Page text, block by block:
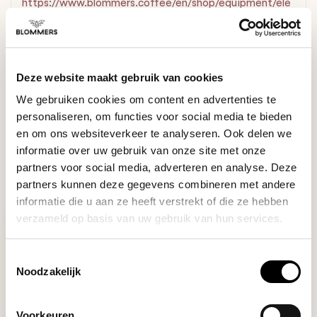
Deze website maakt gebruik van cookies
We gebruiken cookies om content en advertenties te
personaliseren, om functies voor social media te bieden
en om ons websiteverkeer te analyseren. Ook delen we
informatie over uw gebruik van onze site met onze
partners voor social media, adverteren en analyse. Deze
partners kunnen deze gegevens combineren met andere
informatie die u aan ze heeft verstrekt of die ze hebben
verzameld op basis van uw gebruik van hun services.
Noodzakelijk
https://www.blommers.coffee/en/shop/equipment/ele
ctric-grinders/
RECENTLY VIEWED